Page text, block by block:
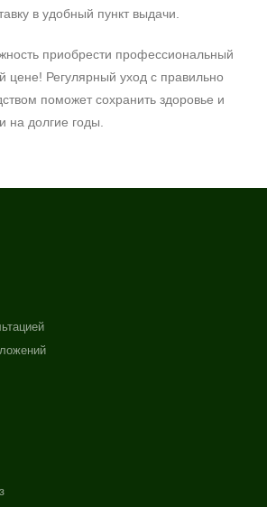
в удобный пункт выдачи.
приобрести профессиональный
цене! Регулярный уход с правильно
поможет сохранить здоровье и
на долгие годы.